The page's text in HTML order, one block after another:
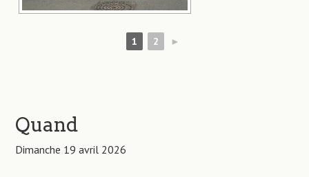
1 2 ►
Quand
Dimanche 19 avril 2026